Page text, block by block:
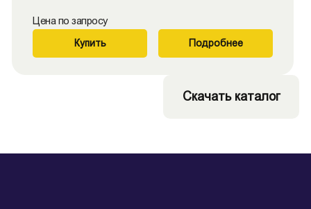
Цена по запросу
Купить Подробнее
Скачать каталог